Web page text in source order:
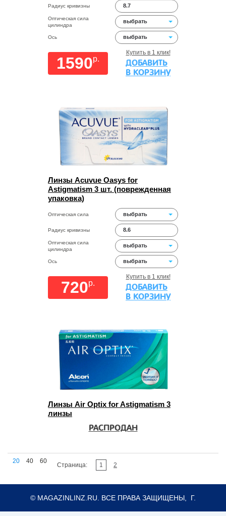
Радиус кривизны 8.7
Оптическая сила
цилиндра
выбрать
Ось выбрать
1590p.
Купить в 1 клик!
ДОБАВИТЬ
В КОРЗИНУ
Линзы Acuvue Oasys for
Astigmatism 3 шт. (поврежденная
упаковка)
Оптическая сила выбрать
Радиус кривизны 8.6
Оптическая сила
цилиндра
выбрать
Ось выбрать
720p.
Купить в 1 клик!
ДОБАВИТЬ
В КОРЗИНУ
Линзы Air Optix for Astigmatism 3
линзы
РАСПРОДАН
20 40 60
Страница: 1 2
© MAGAZINLINZ.RU. ВСЕ ПРАВА ЗАЩИЩЕНЫ, Г.